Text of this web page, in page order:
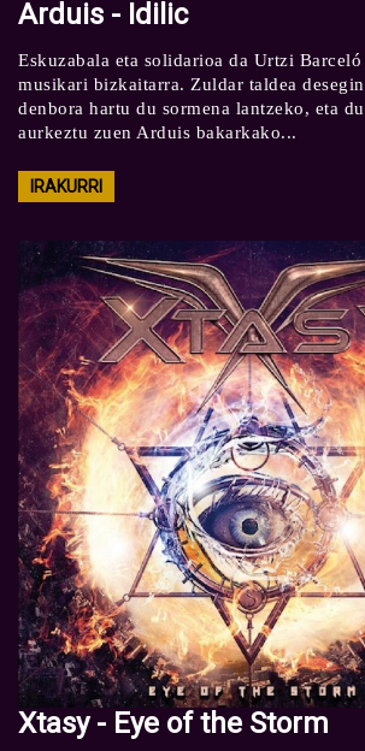
Arduis - Idilic
Eskuzabala eta solidarioa da Urtzi Barceló
musikari bizkaitarra. Zuldar taldea
denbora hartu du sormena lantzeko, eta
aurkeztu zuen Arduis bakarkako...
IRAKURRI
Xtasy - Eye of the Storm